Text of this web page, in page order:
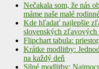
Nečakala som, že nás
máme naše malé
Kde hľadať najlepšie
slovenských zľavových
Flipchart tabula:
Krátke modlitby:
na každý deň
Silné modlitby: